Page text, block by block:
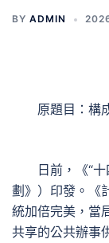
BY ADMIN
原題目：構成
日前，《“十
劃》）印發。《
統加倍完美，當
共享的公共辦事